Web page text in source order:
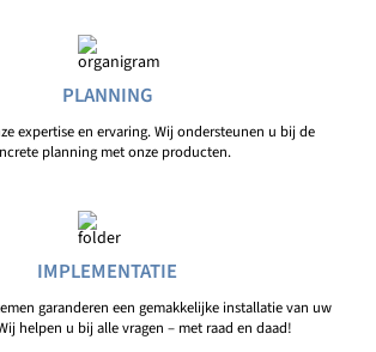
PLANNING
expertise en ervaring. Wij ondersteunen u bij de
planning met onze producten.
IMPLEMENTATIE
garanderen een gemakkelijke installatie van uw
helpen u bij alle vragen – met raad en daad!